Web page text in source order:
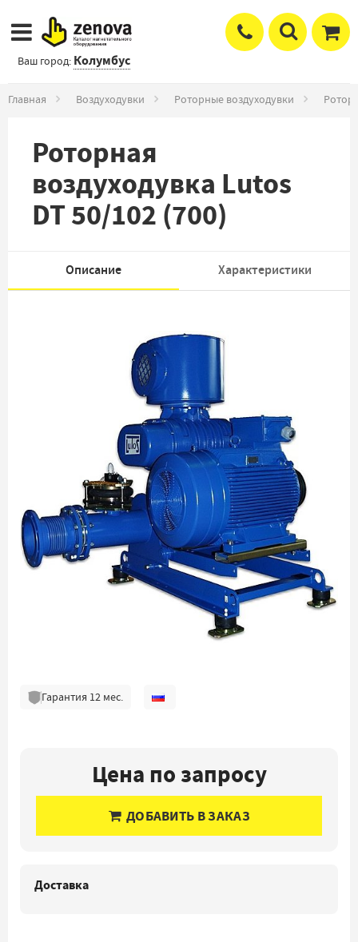
Ваш город: Колумбус
Главная Воздуходувки Роторные воздуходувки
Роторная
воздуходувка Lutos
DT 50/102 (700)
Описание Характеристики
Гарантия 12мес.
Цена по запросу
ДОБАВИТЬ В ЗАКАЗ
Доставка